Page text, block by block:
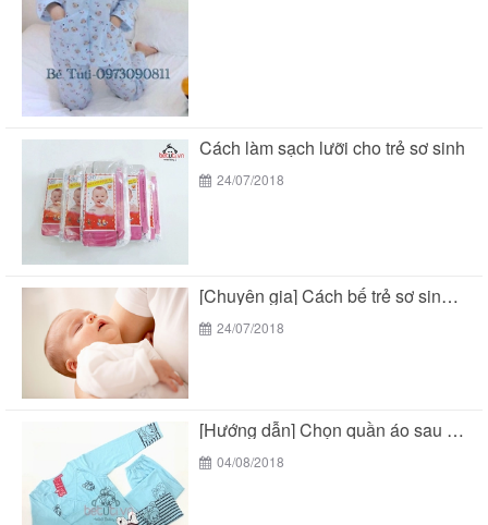
Cách làm sạch lưỡi cho trẻ sơ sinh
24/07/2018
[Chuyên gia] Cách bế trẻ sơ sinh chuẩn theo...
24/07/2018
[Hướng dẫn] Chọn quần áo sau sinh cho mẹ...
04/08/2018